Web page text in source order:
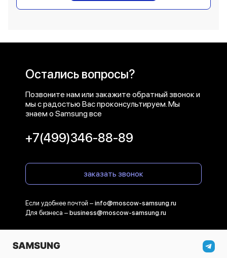
Остались вопросы?
Позвоните нам или закажите обратный звонок и
мы с радостью Вас проконсультируем. Мы
знаем о Samsung все
+7(499)346-88-89
заказать звонок
Если удобнее почтой – info@moscow-samsung.ru
Для бизнеса – business@moscow-samsung.ru